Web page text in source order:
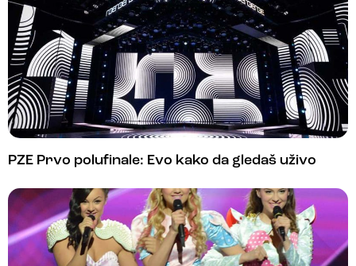
PZE Prvo polufinale: Evo kako da gledaš uživo